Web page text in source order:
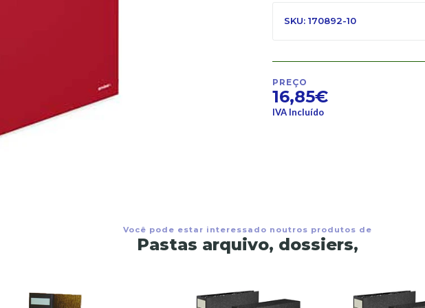
SKU: 170892-10
PREÇO
16,85€
IVA Incluído
Você pode estar interessado noutros produtos de
Pastas arquivo, dossiers,